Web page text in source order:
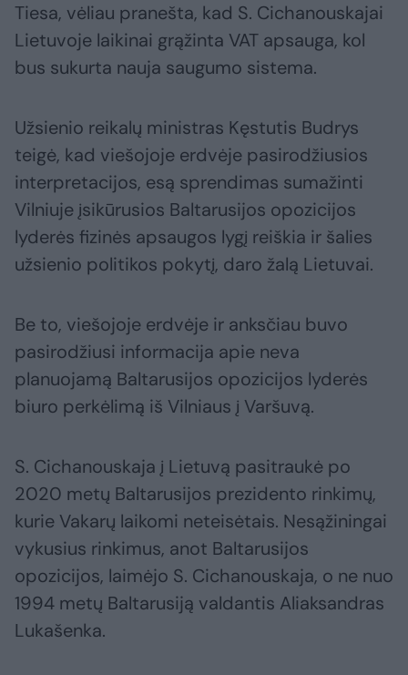
Tiesa, vėliau pranešta, kad S. Cichanouskajai
Lietuvoje laikinai grąžinta VAT apsauga, kol
bus sukurta nauja saugumo sistema.
Užsienio reikalų ministras Kęstutis Budrys
teigė, kad viešojoje erdvėje pasirodžiusios
interpretacijos, esą sprendimas sumažinti
Vilniuje įsikūrusios Baltarusijos opozicijos
lyderės fizinės apsaugos lygį reiškia ir šalies
užsienio politikos pokytį, daro žalą Lietuvai.
Be to, viešojoje erdvėje ir anksčiau buvo
pasirodžiusi informacija apie neva
planuojamą Baltarusijos opozicijos lyderės
biuro perkėlimą iš Vilniaus į Varšuvą.
S. Cichanouskaja į Lietuvą pasitraukė po
2020 metų Baltarusijos prezidento rinkimų,
kurie Vakarų laikomi neteisėtais. Nesąžiningai
vykusius rinkimus, anot Baltarusijos
opozicijos, laimėjo S. Cichanouskaja, o ne nuo
1994 metų Baltarusiją valdantis Aliaksandras
Lukašenka.